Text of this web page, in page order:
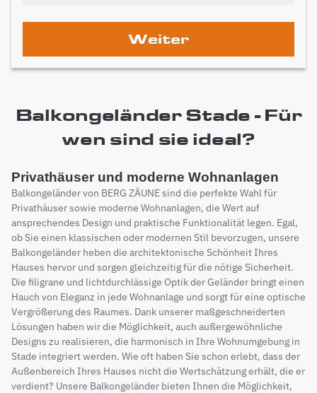
Weiter
Balkongeländer Stade - Für
wen sind sie ideal?
Privathäuser und moderne Wohnanlagen
Balkongeländer von BERG ZÄUNE sind die perfekte Wahl für
Privathäuser sowie moderne Wohnanlagen, die Wert auf
ansprechendes Design und praktische Funktionalität legen. Egal,
ob Sie einen klassischen oder modernen Stil bevorzugen, unsere
Balkongeländer heben die architektonische Schönheit Ihres
Hauses hervor und sorgen gleichzeitig für die nötige Sicherheit.
Die filigrane und lichtdurchlässige Optik der Geländer bringt einen
Hauch von Eleganz in jede Wohnanlage und sorgt für eine optische
Vergrößerung des Raumes. Dank unserer maßgeschneiderten
Lösungen haben wir die Möglichkeit, auch außergewöhnliche
Designs zu realisieren, die harmonisch in Ihre Wohnumgebung in
Stade integriert werden. Wie oft haben Sie schon erlebt, dass der
Außenbereich Ihres Hauses nicht die Wertschätzung erhält, die er
verdient? Unsere Balkongeländer bieten Ihnen die Möglichkeit,